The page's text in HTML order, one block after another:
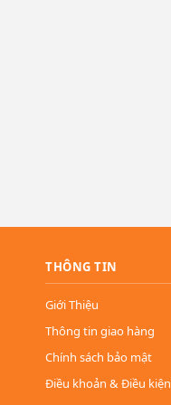
THÔNG TIN
Giới Thiệu
Thông tin giao hàng
Chính sách bảo mật
Điều khoản & Điều kiện